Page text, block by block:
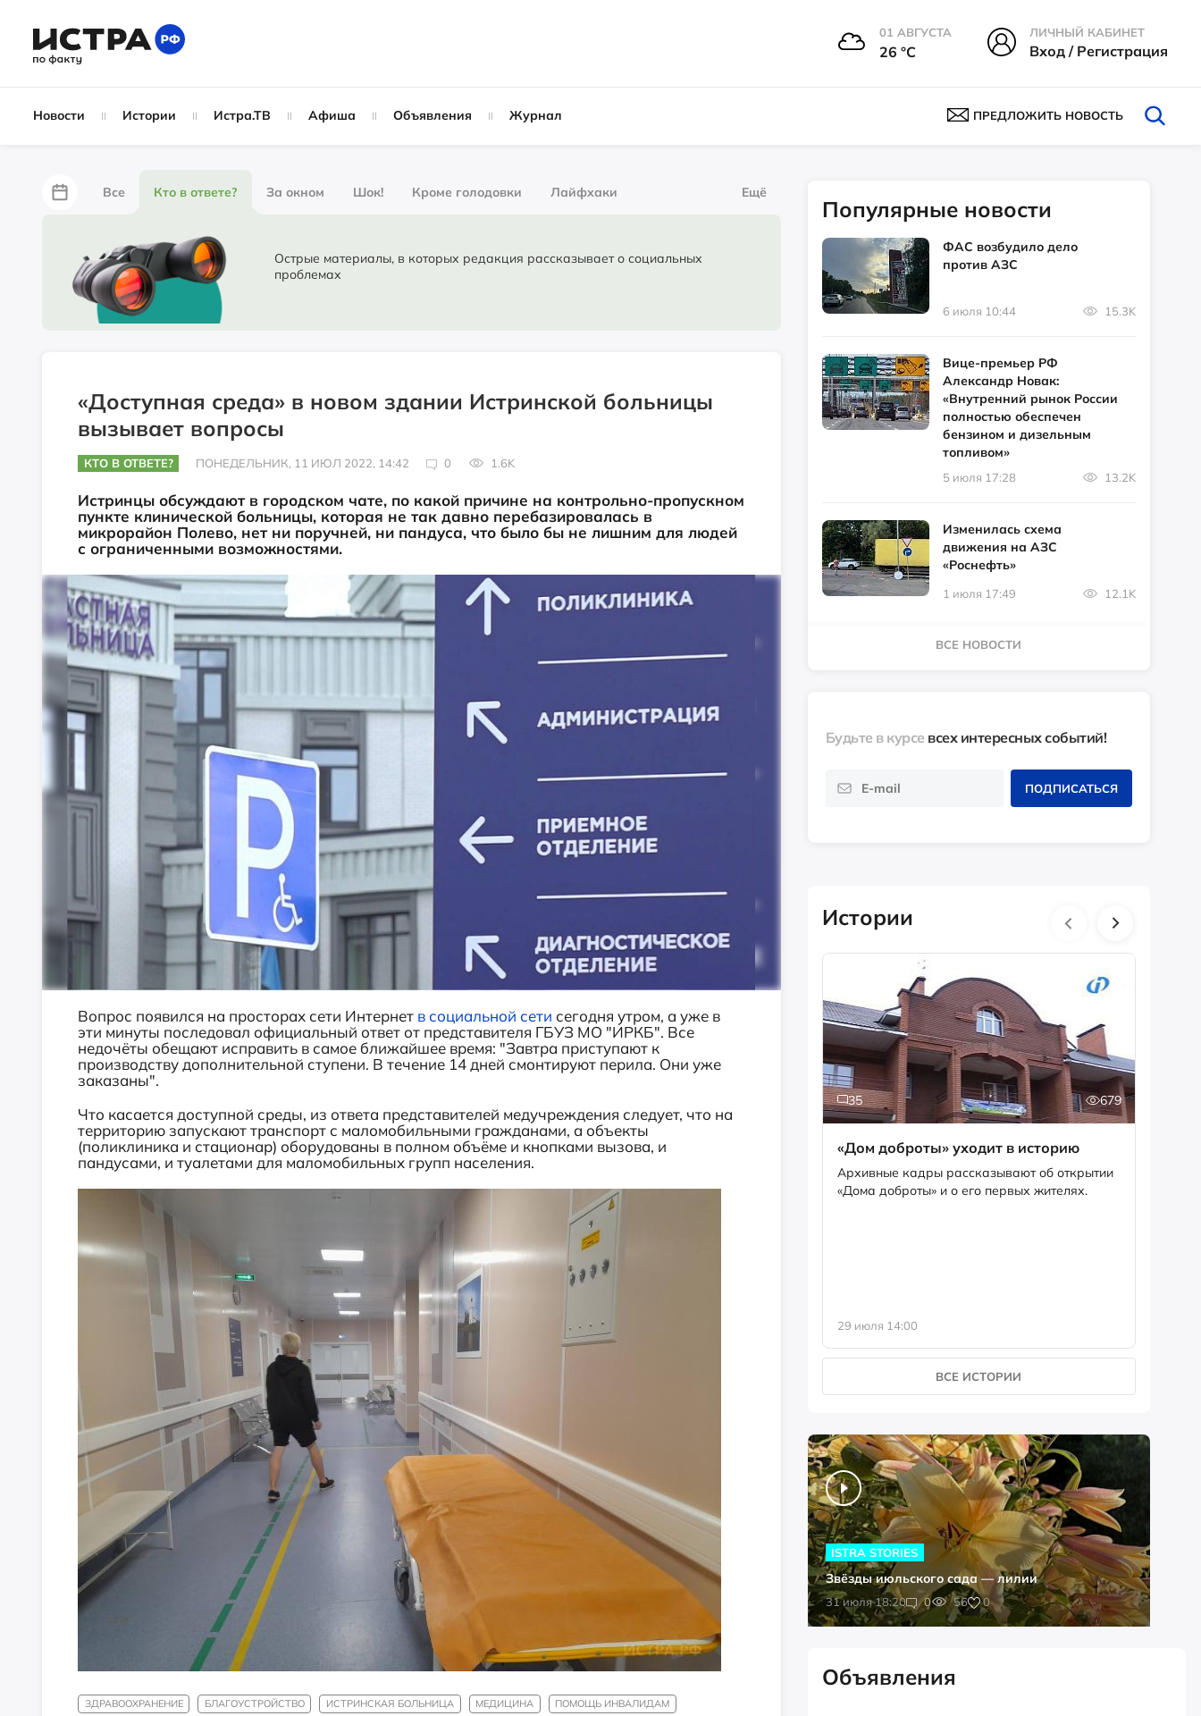
01 АВГУСТА
26 °С
ЛИЧНЫЙ КАБИНЕТ
Вход / Регистрация
Новости Истории Истра.ТВ Афиша Объявления Журнал ПРЕДЛОЖИТЬ НОВОСТЬ
Все Кто в ответе? За окном Шок! Кроме голодовки Лайфхаки
Не по лжи!
Партнёрский материал Народные новости
Ещё
Острые материалы, в которых редакция рассказывает о социальных
проблемах
«Доступная среда» в новом здании Истринской больницы
вызывает вопросы
КТО В ОТВЕТЕ? ПОНЕДЕЛЬНИК, 11 ИЮЛ 2022, 14:42 0 1.6K
Истринцы обсуждают в городском чате, по какой причине на контрольно-пропускном
пункте клинической больницы, которая не так давно перебазировалась в
микрорайон Полево, нет ни поручней, ни пандуса, что было бы не лишним для людей
с ограниченными возможностями.
Вопрос появился на просторах сети Интернет в социальной сети сегодня утром, а уже в
эти минуты последовал официальный ответ от представителя ГБУЗ МО "ИРКБ". Все
недочёты обещают исправить в самое ближайшее время: "Завтра приступают к
производству дополнительной ступени. В течение 14 дней смонтируют перила. Они уже
заказаны".
Что касается доступной среды, из ответа представителей медучреждения следует, что на
территорию запускают транспорт с маломобильными гражданами, а объекты
(поликлиника и стационар) оборудованы в полном объёме и кнопками вызова, и
пандусами, и туалетами для маломобильных групп населения.
ЗДРАВООХРАНЕНИЕ БЛАГОУСТРОЙСТВО ИСТРИНСКАЯ БОЛЬНИЦА МЕДИЦИНА
ПОМОЩЬ ИНВАЛИДАМ
Популярные новости
ФАС возбудило дело
против АЗС
6 июля 10:44 15.3K
Вице-премьер РФ
Александр Новак:
«Внутренний рынок России
полностью обеспечен
бензином и дизельным
топливом»
5 июля 17:28 13.2K
Изменилась схема
движения на АЗС
«Роснефть»
1 июля 17:49 12.1K
ВСЕ НОВОСТИ
Будьте в курсе всех интересных событий!
ПОДПИСАТЬСЯ
Истории
35 679
«Дом доброты» уходит в историю
Архивные кадры рассказывают об открытии
«Дома доброты» и о его первых жителях.
29 июля 14:00
ВСЕ ИСТОРИИ
31 июля 18:20 0 56 0
ISTRA STORIES
Звёзды июльского сада — лилии
Объявления